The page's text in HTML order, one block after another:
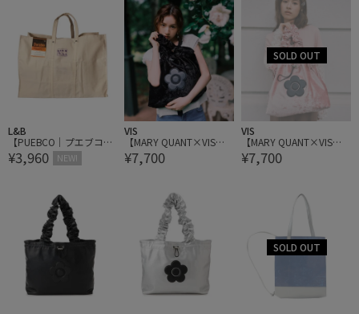
L&B
【PUEBCO｜プエブコ】
LABOUR TOTE BAG Larg
e レイバートートバッグ
¥3,960 NEW!
VIS
【MARY QUANT×VIS】
フリルハンドルベロアト
ートバッグ
¥7,700
VIS
【MARY QUANT×VIS】
フリルハンドルベロアト
ートバッグ
¥7,700